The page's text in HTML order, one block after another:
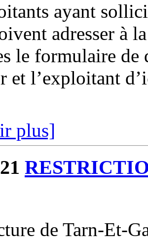
ayant
adresser à
le formulaire de
et l’exploitant
plus]
de Tarn-Et-